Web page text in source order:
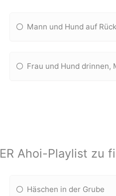
Mann und Hund auf
Frau und Hund drinnen,
Ahoi-Playlist zu
Häschen in der Grube